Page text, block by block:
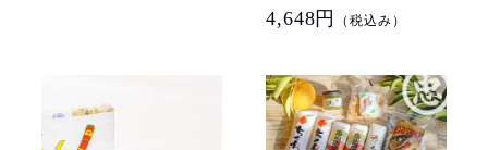
4,648円 （税込み）